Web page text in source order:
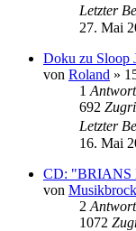
Letzter
27. Mai
Doku zu Sloop
von Roland »
1
692
Letzter
16. Mai
CD: "BRIANS
von Musikbrock
2
1072